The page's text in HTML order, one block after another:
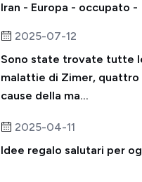
Iran - Europa - occupato -
2025-07-12
Sono state trovate tutte
malattie di Zimer, quattro
cause della ma...
2025-04-11
Idee regalo salutari per